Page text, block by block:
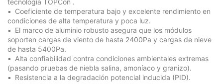
Coeficiente de temperatura bajo y excelente rendimiento en
condiciones de alta temperatura y poca luz.
El marco de aluminio robusto asegura que los módulos
soporten cargas de viento de hasta 2400Pa y cargas de nieve
de hasta 5400Pa.
Alta confiabilidad contra condiciones ambientales extremas
(pasando pruebas de niebla salina, amoníaco y granizo).
Resistencia a la degradación potencial inducida (PID).